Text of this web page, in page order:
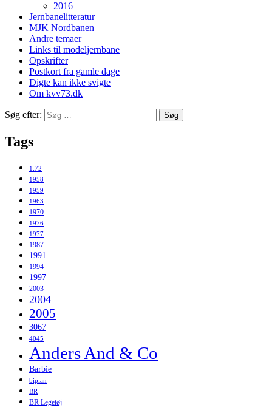
2016
Jernbanelitteratur
MJK Nordbanen
Andre temaer
Links til modeljernbane
Opskrifter
Postkort fra gamle dage
Digte kan ikke svigte
Om kvv73.dk
Søg efter:
Tags
1:72
1958
1959
1963
1970
1976
1977
1987
1991
1994
1997
2003
2004
2005
3067
4045
Anders And & Co
Barbie
biplan
BR
BR Legetøj